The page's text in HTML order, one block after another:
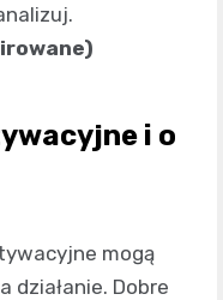
i o
mogą
działanie. Dobre